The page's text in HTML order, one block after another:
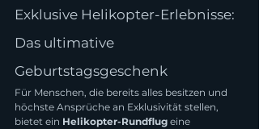
Exklusive Helikopter-Erlebnisse:
Das ultimative
Geburtstagsgeschenk
Für Menschen, die bereits alles besitzen und
höchste Ansprüche an Exklusivität stellen,
bietet ein Helikopter-Rundflug eine